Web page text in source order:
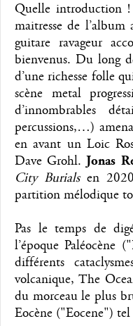
Quelle introduction !
maitresse de
guitare ravageur
bienvenus. Du long
d’une richesse folle
scène metal
d’innombrables
percussions,…)
en avant un Loic
Dave Grohl.Jonas
City Burialsen
partition mélodique
Pas le temps de
l’époque Paléocène
différents
volcanique, The
du morceau le plus
Eocène ("Eocene")